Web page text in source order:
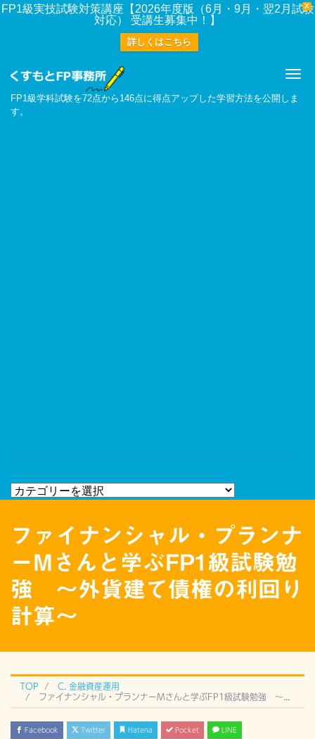
X
FP1級実技試験対策講座【2026年度版（6月・9月・翌2月試験
対応） 受講生募集中！】
詳しくはこちら
FP1級学科試験を72点から146点に得点アップした学習方法を公開しま
す。
ファイナンシャル・プランナ
ーMさんと学ぶFP1級試験勉
強 〜外貨建て債権の利回り
計算〜
TOP
C. 金融資産運用
Facebook Twitter Hatena Pocket LINE